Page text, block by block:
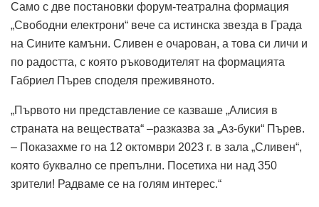
Само с две постановки форум-театрална формация
„Свободни електрони“ вече са истинска звезда в Града
на Сините камъни. Сливен е очарован, а това си личи и
по радостта, с която ръководителят на формацията
Габриел Пърев споделя преживяното.
„Първото ни представление се казваше „Алисия в
страната на веществата“ –разказва за „Аз-буки“ Пърев.
– Показахме го на 12 октомври 2023 г. в зала „Сливен“,
която буквално се препълни. Посетиха ни над 350
зрители! Радваме се на голям интерес.“